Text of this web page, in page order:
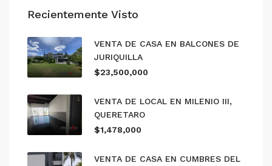
Recientemente Visto
VENTA DE CASA EN BALCONES DE
JURIQUILLA
$23,500,000
VENTA DE LOCAL EN MILENIO III,
QUERETARO
$1,478,000
VENTA DE CASA EN CUMBRES DEL